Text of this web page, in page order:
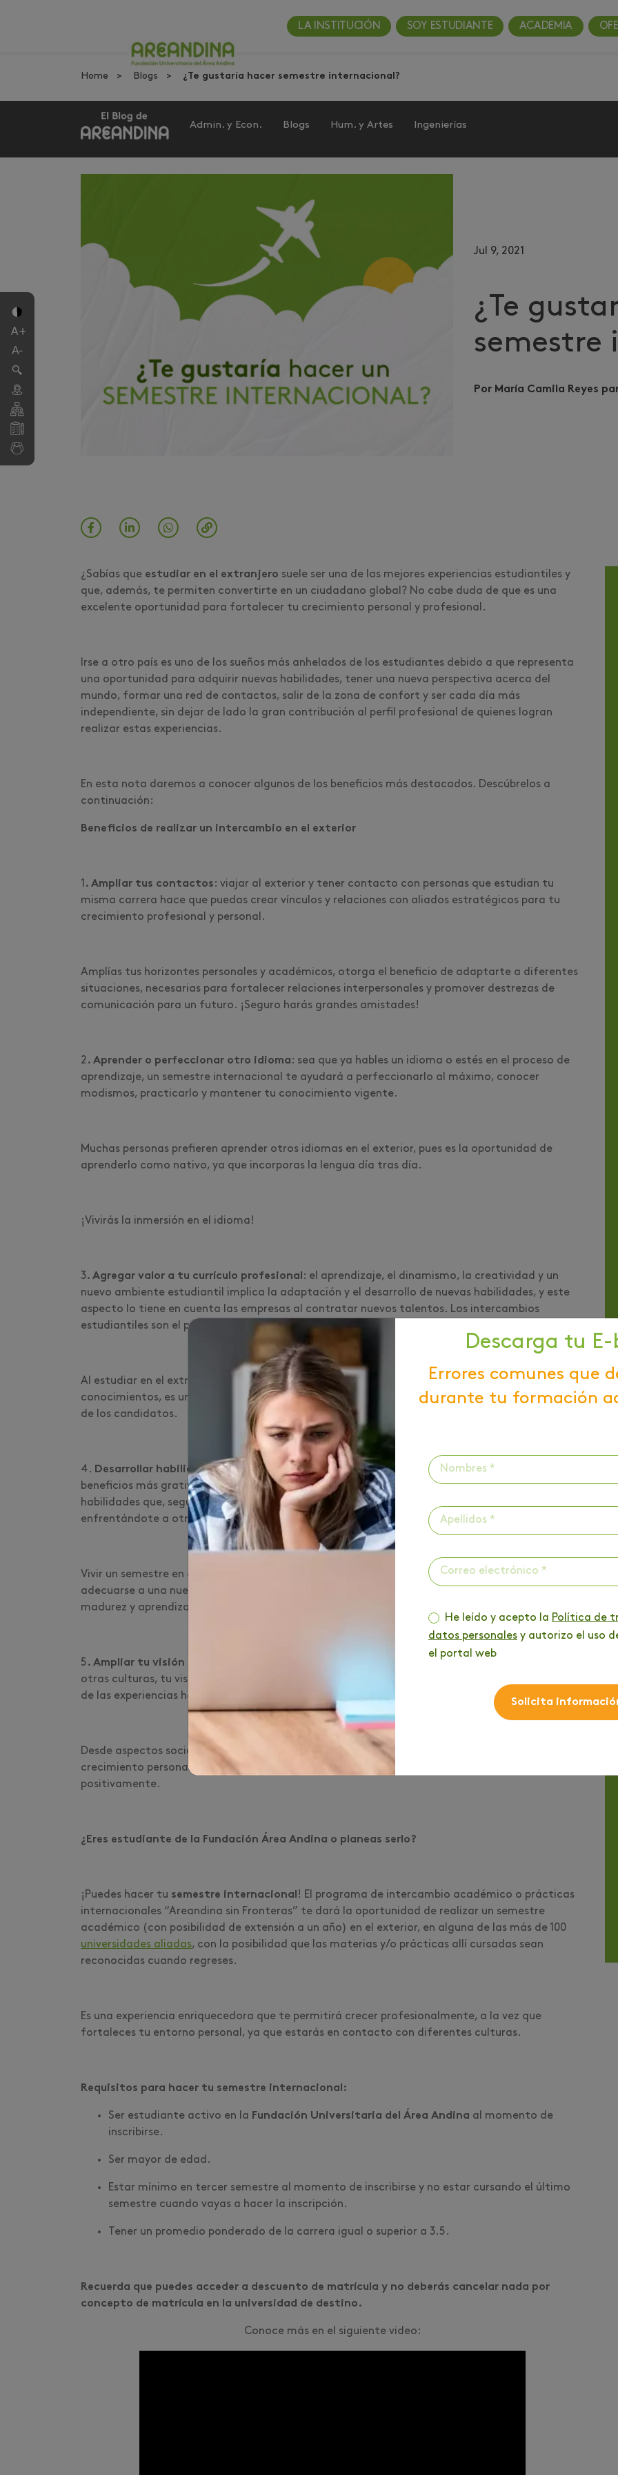
LA INSTITUCIÓN SOY ESTUDIANTE ACADEMIA
Home Blogs ¿Te gustaría hacer semestre internacional?
Admin. y Econ. Blogs Hum. y Artes Ingenierías
Jul 9, 2021
¿Te
semestre
Por María Camila Reyes
¿Sabías que estudiar en el extranjero suele ser una de las mejores experiencias estudiantiles y
que, además, te permiten convertirte en un ciudadano global? No cabe duda de que es una
excelente oportunidad para fortalecer tu crecimiento personal y profesional.
Irse a otro país es uno de los sueños más anhelados de los estudiantes debido a que representa
una oportunidad para adquirir nuevas habilidades, tener una nueva perspectiva acerca del
mundo, formar una red de contactos, salir de la zona de confort y ser cada día más
independiente, sin dejar de lado la gran contribución al perfil profesional de quienes logran
realizar estas experiencias.
En esta nota daremos a conocer algunos de los beneficios más destacados. Descúbrelos a
continuación:
Beneficios de realizar un intercambio en el exterior
1 . Ampliar tus contactos: viajar al exterior y tener contacto con personas que estudian tu
misma carrera hace que puedas crear vínculos y relaciones con aliados estratégicos para tu
crecimiento profesional y personal.
Amplías tus horizontes personales y académicos, otorga el beneficio de adaptarte a diferentes
situaciones, necesarias para fortalecer relaciones interpersonales y promover destrezas de
comunicación para un futuro. ¡Seguro harás grandes amistades!
2. Aprender o perfeccionar otro idioma: sea que ya hables un idioma o estés en el proceso de
aprendizaje, un semestre internacional te ayudará a perfeccionarlo al máximo, conocer
modismos, practicarlo y mantener tu conocimiento vigente.
Muchas personas prefieren aprender otros idiomas en el exterior, pues es la oportunidad de
aprenderlo como nativo, ya que incorporas la lengua día tras día.
¡Vivirás la inmersión en el idioma!
3. Agregar valor a tu currículo profesional : el aprendizaje, el dinamismo, la creatividad y un
nuevo ambiente estudiantil implica la adaptación y el desarrollo de nuevas habilidades, y este
aspecto lo tiene en cuenta las empresas al contratar nuevos talentos. Los intercambios
estudiantiles son el primer paso para ser un ciudadano global.
Al estudiar en el extranjero estás demostrando tu necesidad por aumentar y fortalecer tus
conocimientos, es un punto extra en tu hoja de vida y, por supuesto, un diferencial sobre el resto
de los candidatos.
4. Desarrollar habilidades personales: tal cual lo mencionamos anteriormente, uno de los
beneficios más gratificantes a nivel personal y profesional es la posibilidad de desarrollar nuevas
habilidades que, seguramente, solo se adquieren saliendo de tu zona de confort y
enfrentándote a otros contextos multiculturales.
Vivir un semestre en el extranjero implica adquirir independencia, abandonar viejos hábitos,
adecuarse a una nueva rutina y afrontar nuevos retos y dificultades. Verás, cómo tu proceso de
madurez y aprendizaje sobre ti mismo será enriquecedor.
5. Ampliar tu visión global
: cuando tienes la oportunidad de conocer otro país, comprender
otras culturas, tu visión del mundo cambia.. Todo el conocimiento que adquieres en cada una
de las experiencias hace que tu perspectiva del mundo de amplíe.
Desde aspectos sociales, políticos, económicos y culturales, será enriquecedor para tu
crecimiento personal. Al final de tu internacionalización notarás que tu vida cambió
positivamente.
¿Eres estudiante de la Fundación Área Andina o planeas serlo?
¡Puedes hacer tu semestre internacional ! El programa de intercambio académico o prácticas
internacionales “Areandina sin Fronteras” te dará la oportunidad de realizar un semestre
académico (con posibilidad de extensión a un año) en el exterior, en alguna de las más de 100
universidades aliadas, con la posibilidad que las materias y/o prácticas allí cursadas sean
reconocidas cuando regreses.
Es una experiencia enriquecedora que te permitirá crecer profesionalmente, a la vez que
fortaleces tu entorno personal, ya que estarás en contacto con diferentes culturas.
Requisitos para hacer tu semestre internacional:
Ser estudiante activo en la Fundación Universitaria del Área Andina al momento de
inscribirse.
Ser mayor de edad.
Estar mínimo en tercer semestre al momento de inscribirse y no estar cursando el último
semestre cuando vayas a hacer la inscripción.
Tener un promedio ponderado de la carrera igual o superior a 3.5.
Recuerda que puedes acceder a descuento de matrícula y no deberás cancelar nada por
concepto de matrícula en la universidad de destino.
Conoce más en el siguiente video:
Descarga tu E-
Errores comunes que
durante tu formación
He leído y acepto la Política de
datos personales y autorizo el uso
el portal web
Solicita